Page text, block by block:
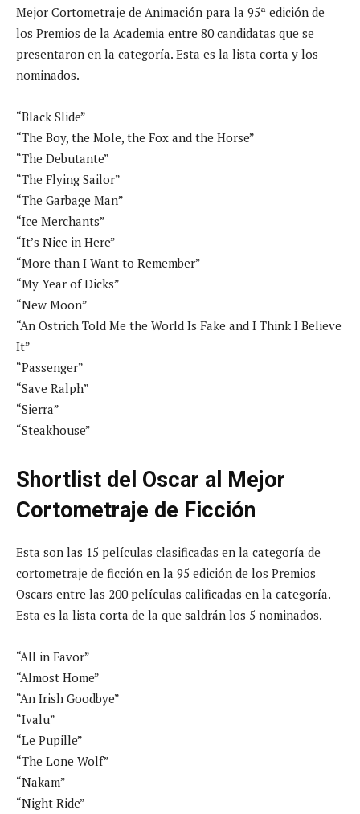
Mejor Cortometraje de Animación para la 95ª edición de
los Premios de la Academia entre 80 candidatas que se
presentaron en la categoría. Esta es la lista corta y los
nominados.
“Black Slide”
“The Boy, the Mole, the Fox and the Horse”
“The Debutante”
“The Flying Sailor”
“The Garbage Man”
“Ice Merchants”
“It’s Nice in Here”
“More than I Want to Remember”
“My Year of Dicks”
“New Moon”
“An Ostrich Told Me the World Is Fake and I Think I Believe
It”
“Passenger”
“Save Ralph”
“Sierra”
“Steakhouse”
Shortlist del Oscar al Mejor
Cortometraje de Ficción
Esta son las 15 películas clasificadas en la categoría de
cortometraje de ficción en la 95 edición de los Premios
Oscars entre las 200 películas calificadas en la categoría.
Esta es la lista corta de la que saldrán los 5 nominados.
“All in Favor”
“Almost Home”
“An Irish Goodbye”
“Ivalu”
“Le Pupille”
“The Lone Wolf”
“Nakam”
“Night Ride”